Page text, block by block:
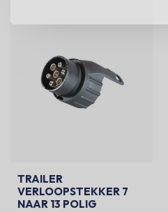
TRAILER
VERLOOPSTEKKER 7
NAAR 13 POLIG